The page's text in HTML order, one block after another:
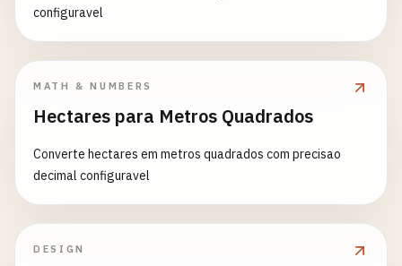
configuravel
MATH & NUMBERS
Hectares para Metros Quadrados
Converte hectares em metros quadrados com precisao
decimal configuravel
DESIGN